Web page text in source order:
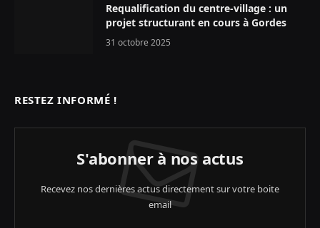
Requalification du centre-village : un
projet structurant en cours à Gordes
31 octobre 2025
RESTEZ INFORMÉ !
S'abonner à nos actus
Recevez nos dernières actus directement sur votre boite
email